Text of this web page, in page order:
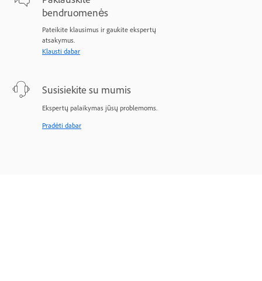
bendruomenės
Pateikite klausimus ir gaukite ekspertų
atsakymus.
Klausti dabar
Susisiekite su mumis
Ekspertų palaikymas jūsų problemoms.
Pradėti dabar